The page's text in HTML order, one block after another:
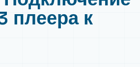
плеера к